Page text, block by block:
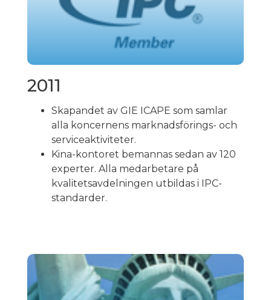
2011
Skapandet av GIE ICAPE som samlar
alla koncernens marknadsförings- och
serviceaktiviteter.
Kina-kontoret bemannas sedan av 120
experter. Alla medarbetare på
kvalitetsavdelningen utbildas i IPC-
standarder.